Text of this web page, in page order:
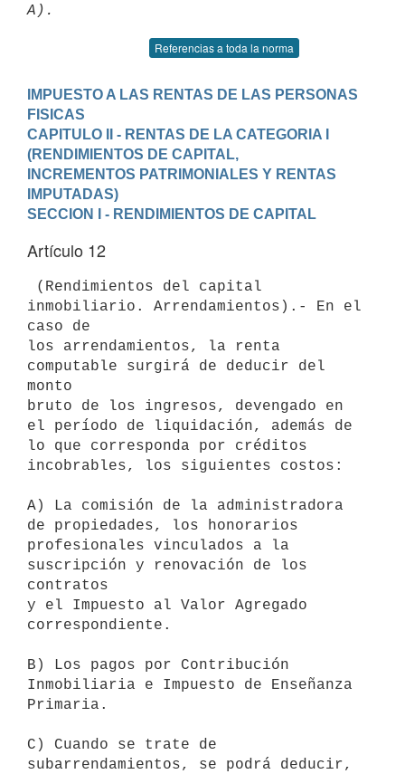
Referencias a toda la norma
IMPUESTO A LAS RENTAS DE LAS PERSONAS
FISICAS
CAPITULO II - RENTAS DE LA CATEGORIA I
(RENDIMIENTOS DE CAPITAL,
INCREMENTOS PATRIMONIALES Y RENTAS
IMPUTADAS)
SECCION I - RENDIMIENTOS DE CAPITAL
Artículo 12
inmobiliario. Arrendamientos).- En el
caso de
los arrendamientos, la renta
computable surgirá de deducir del
monto
bruto de los ingresos, devengado en
el período de liquidación, además de
lo que corresponda por créditos
incobrables, los siguientes costos:
A) La comisión de la administradora
de propiedades, los honorarios
profesionales vinculados a la
suscripción y renovación de los
contratos
y el Impuesto al Valor Agregado
correspondiente.
B) Los pagos por Contribución
Inmobiliaria e Impuesto de Enseñanza
Primaria.
C) Cuando se trate de
subarrendamientos, se podrá deducir,